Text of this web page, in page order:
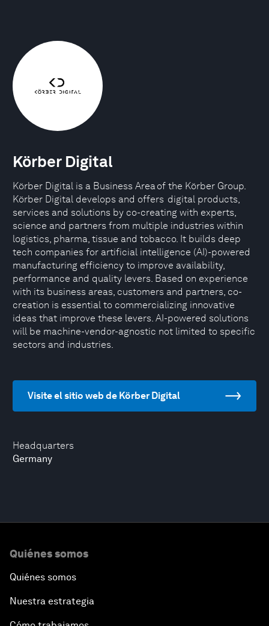
Headquarters
Germany
Körber Digital
Körber Digital is a Business Area of the Körber Group.
Körber Digital develops and offers digital products,
services and solutions by co-creating with experts,
science and partners from multiple industries within
logistics, pharma, tissue and tobacco. It builds deep
tech companies for artificial intelligence (AI)-powered
manufacturing efficiency to improve availability,
performance and quality levers. Based on experience
with its business areas, customers and partners, co-
creation is essential to commercializing innovative
ideas that improve these levers. AI-powered solutions
will be machine-vendor-agnostic not limited to specific
sectors and industries.
Visite el sitio web de Körber Digital
Quiénes somos
Quiénes somos
Nuestra estrategia